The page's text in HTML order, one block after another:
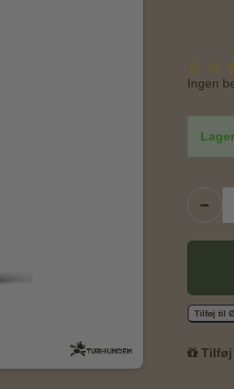
Ingen
Tilføj til
Tilføj